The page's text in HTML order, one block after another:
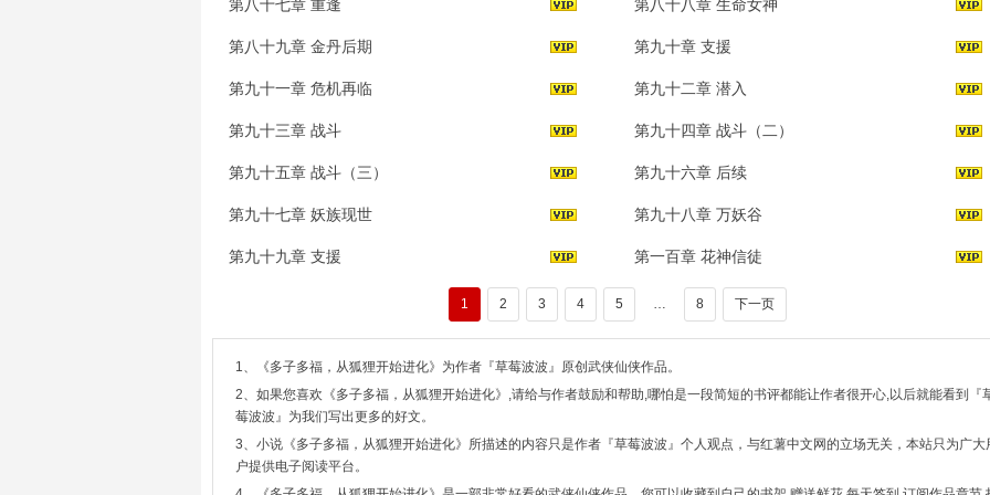
第八十七章 重逢 第八十八章 生命女神
第八十九章 金丹后期 第九十章 支援
第九十一章 危机再临 第九十二章 潜入
第九十三章 战斗 第九十四章 战斗（二）
第九十五章 战斗（三） 第九十六章 后续
第九十七章 妖族现世 第九十八章 万妖谷
第九十九章 支援 第一百章 花神信徒
1 2 3 4 5 … 8 下一页
1、《多子多福，从狐狸开始进化》为作者『草莓波波』原创武侠仙侠作品。
2、如果您喜欢《多子多福，从狐狸开始进化》,请给与作者鼓励和帮助,哪怕是一段简短的书评都能让作者很开心,以后就能看到『
莓波波』为我们写出更多的好文。
3、小说《多子多福，从狐狸开始进化》所描述的内容只是作者『草莓波波』个人观点，与红薯中文网的立场无关，本站只为广大
户提供电子阅读平台。